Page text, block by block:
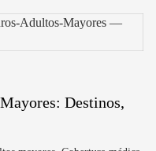
Destinos,